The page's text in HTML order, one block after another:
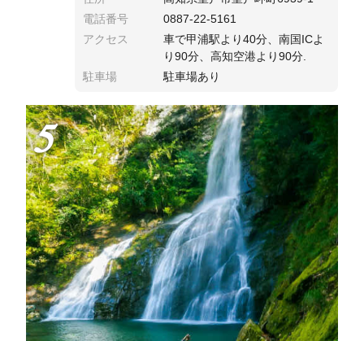
電話番号
0887-22-5161
アクセス
車で甲浦駅より40分、南国ICよ
り90分、高知空港より90分.
駐車場
駐車場あり
5